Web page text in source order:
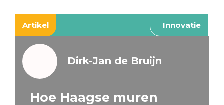
Artikel Innovatie
Dirk-Jan de Bruijn
Hoe Haagse muren